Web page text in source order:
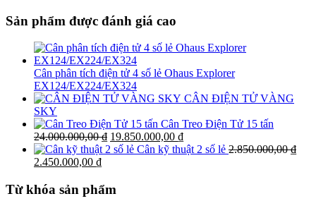
Sản phẩm được đánh giá cao
Cân phân tích điện tử 4 số lẻ Ohaus Explorer
EX124/EX224/EX324
CÂN ĐIỆN TỬ VÀNG
SKY
Cân Treo Điện Tử 15 tấn
24.000.000,00₫ Giá
gốc
19.850.000,00 ₫Giá
hiện
Cân kỹ thuật 2 số lẻ 2.850.000,00₫
Giá
là:
2.850.000,00 ₫.
2.450.000,00 ₫Giá
tại
Từ khóa sản phẩm